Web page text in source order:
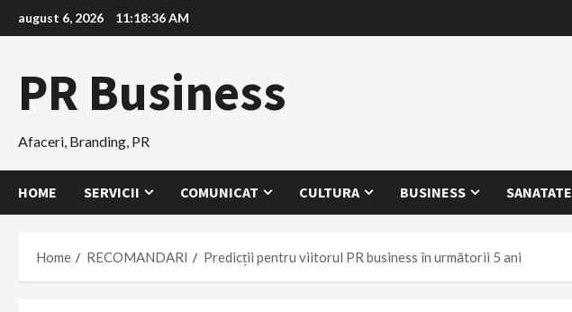
to
august 6, 2026 11:18:37 AM
PR Business
Afaceri, Branding, PR
HOME SERVICII COMUNICAT CULTURA BUSINESS SANATATE
Home RECOMANDARI Predicții pentru viitorul PR business în următorii 5 ani